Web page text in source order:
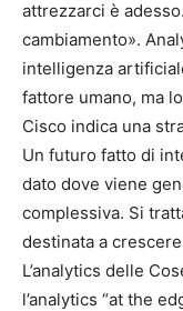
attrezzarci è
cambiamento».
intelligenza
fattore umano, ma
Cisco indica una
Un futuro fatto di
dato dove viene
complessiva. Si
destinata a
L’analytics delle
l’analytics “at the